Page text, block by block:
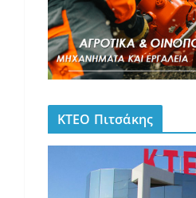
ΚΤΕΟ Πιτσάκης